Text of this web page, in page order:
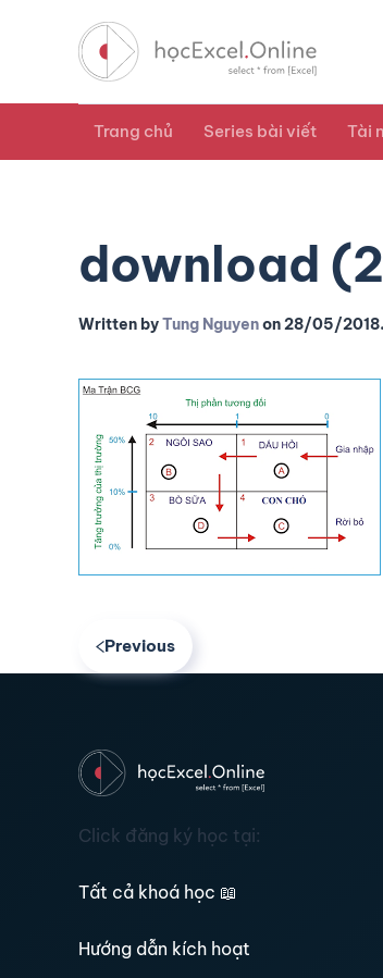
Trang chủ Series bài viết Tài
download
Written byTung Nguyenon28/05/2018.
Previous
Click đăng ký học tại:
Tất cả khoá học 📖
Hướng dẫn kích hoạt